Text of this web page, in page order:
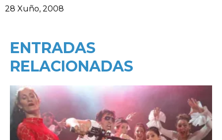
Data
28 Xuño, 2008
ENTRADAS
RELACIONADAS